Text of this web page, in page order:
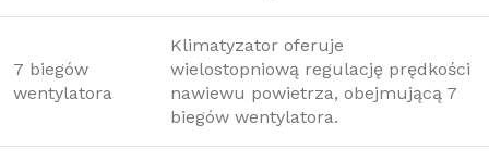
7 biegów
wentylatora
Klimatyzator oferuje
wielostopniową regulację prędkości
nawiewu powietrza, obejmującą 7
biegów wentylatora.